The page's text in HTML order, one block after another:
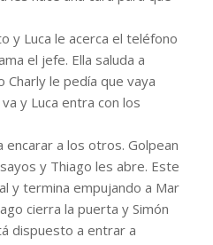
y Luca le acerca el teléfono
el jefe. Ella saluda a
le pedía que vaya
y Luca entra con los
encarar a los otros. Golpean
y Thiago les abre. Este
y termina empujando a Mar
cierra la puerta y Simón
dispuesto a entrar a